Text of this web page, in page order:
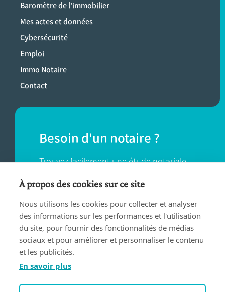
Baromètre de l'immobilier
Mes actes et données
Cybersécurité
Emploi
Immo Notaire
Contact
Besoin d'un notaire ?
Trouvez facilement une étude notariale
près de chez vous.
TROUVER UN NOTAIRE
Conditions d'utilisation
À propos des cookies sur ce site
Nous utilisons les cookies pour collecter et analyser
des informations sur les performances et l'utilisation
du site, pour fournir des fonctionnalités de médias
sociaux et pour améliorer et personnaliser le contenu
et les publicités.
En savoir plus